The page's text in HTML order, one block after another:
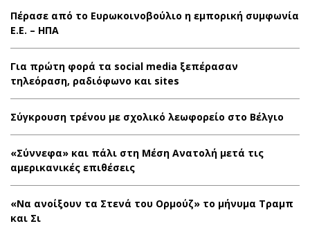
Πέρασε από το Ευρωκοινοβούλιο η εμπορική συμφωνία
Ε.Ε. – ΗΠΑ
Για πρώτη φορά τα social media ξεπέρασαν
τηλεόραση, ραδιόφωνο και sites
Σύγκρουση τρένου με σχολικό λεωφορείο στο Βέλγιο
«Σύννεφα» και πάλι στη Μέση Ανατολή μετά τις
αμερικανικές επιθέσεις
«Να ανοίξουν τα Στενά του Ορμούζ» το μήνυμα Τραμπ
και Σι